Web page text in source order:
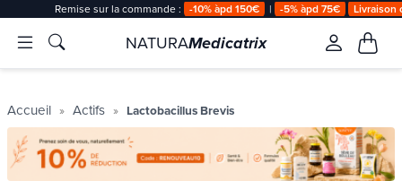
Livraison
Remise sur la commande : -10% àpd 150€ | -5% àpd 75€
NATURAMedicatrix
Accueil Actifs Lactobacillus Brevis